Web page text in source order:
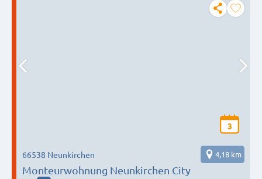
3
Monteurwohnung Neunkirchen City
66538 Neunkirchen 4,18 km